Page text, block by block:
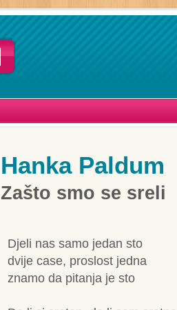
Hanka Paldum
Zašto smo se sreli
Djeli nas samo jedan sto
dvije case, proslost jedna
znamo da pitanja je sto